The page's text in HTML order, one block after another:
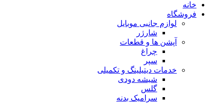
خانه
فروشگاه
لوازم جانبی موبایل
شارژر
آپشن ها و قطعات
چراغ
سپر
خدمات دیتیلینگ و تکمیلی
شیشه دودی
گلس
سرامیک بدنه